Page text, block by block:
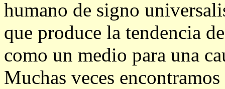
humano de signo
que produce la tendencia
como un medio para una
Muchas veces